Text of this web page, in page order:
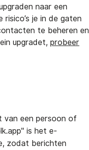
naar een
je in de gaten
te beheren en
upgradet,probeer
van een persoon of
is het e-
zodat berichten